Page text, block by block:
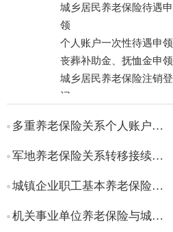
城乡居民养老保险待遇申
领
个人账户一次性待遇申领
丧葬补助金、抚恤金申领
城乡居民养老保险注销登
记
机关事业单位养老保险关
系转接接续申请
系转接接续申请
系转移接续申请
多重养老保险关系个人账户退费服务指南
军地养老保险关系转移接续申请服务指南
城镇企业职工基本养老保险与城乡居民基本养老保险制度衔接申请服务指南
机关事业单位养老保险与城镇企业职工基本养老保险互转申请服务指南